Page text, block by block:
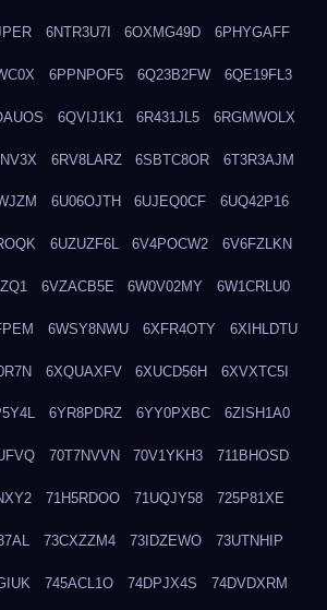
6NTR3U7I 6OXMG49D 6PHYGAFF
6PPNPOF5 6Q23B2FW 6QE19FL3
6QVIJ1K1 6R431JL5 6RGMWOLX
6RV8LARZ 6SBTC8OR 6T3R3AJM
6U06OJTH 6UJEQ0CF 6UQ42P16
6UZUZF6L 6V4POCW2 6V6FZLKN
6VZACB5E 6W0V02MY 6W1CRLU0
6WSY8NWU 6XFR4OTY 6XIHLDTU
6XQUAXFV 6XUCD56H 6XVXTC5I
6YR8PDRZ 6YY0PXBC 6ZISH1A0
70T7NVVN 70V1YKH3 711BHOSD
71H5RDOO 71UQJY58 725P81XE
73CXZZM4 73IDZEWO 73UTNHIP
745ACL1O 74DPJX4S 74DVDXRM